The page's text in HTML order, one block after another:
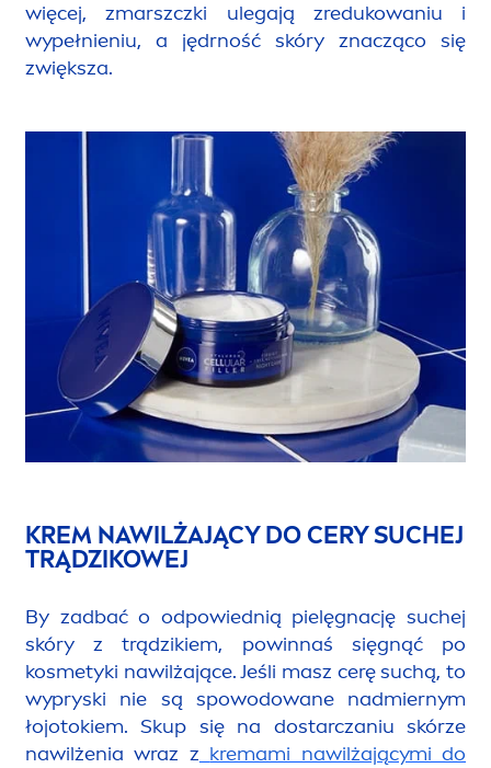
więcej, zmarszczki ulegają zredukowaniu i
wypełnieniu, a jędrność skóry znacząco się
zwiększa.
KREM NAWILŻAJĄCY DO CERY SUCHEJ
TRĄDZIKOWEJ
By zadbać o odpowiednią pielęgnację suchej
skóry z trądzikiem, powinnaś sięgnąć po
kosmetyki nawilżające. Jeśli masz cerę suchą, to
wypryski nie są spowodowane nadmiernym
łojotokiem. Skup się na dostarczaniu skórze
nawilżenia wraz z kremami nawilżającymi do